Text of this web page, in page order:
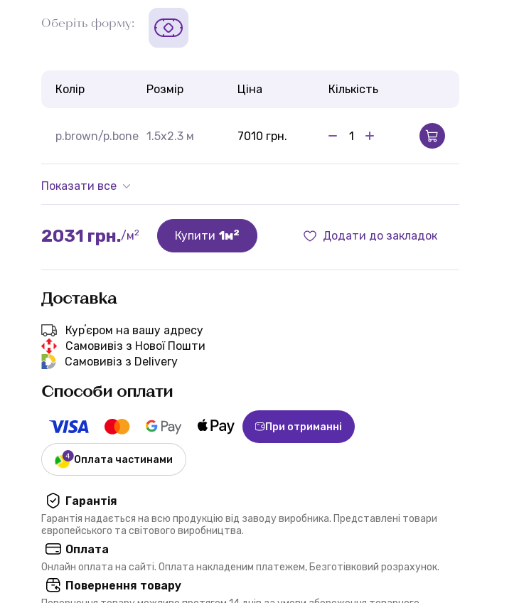
Оберіть форму:
Колір Розмір Ціна Кількість
p.brown/p.bone 1.5x2.3 м 7010 грн.
Показати все
2031 грн./м2 Купити 1м2 Додати до закладок
Доставка
Курʼєром на вашу адресу
Самовивіз з Нової Пошти
Самовивіз з Delivery
Способи оплати
При отриманні
Оплата частинами
Гарантія
Гарантія надається на всю продукцію від заводу виробника. Представлені товари
європейського та світового виробництва.
Оплата
Онлайн оплата на сайті. Оплата накладеним платежем, Безготівковий розрахунок.
Повернення товару